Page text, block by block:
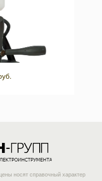
носят справочный характер